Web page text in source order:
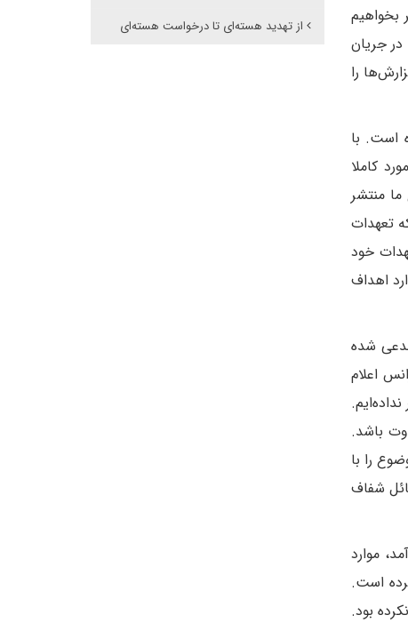
بخواهیم
در جریان
را
است. با
کاملا
منتشر
تعهدات
به تعهدات خود
اهداف
شده
درصد را انجام دهیم. آژانس اعلام
باشد.
را با
شفاف
موارد
است.
بود.
از تهدید هسته‌ای تا درخواست هسته‌ای